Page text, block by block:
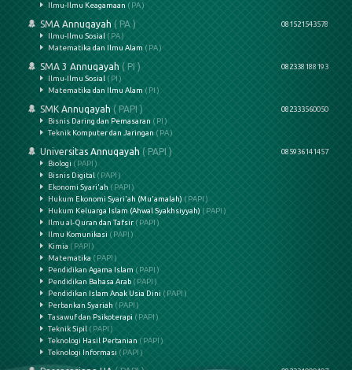
Ilmu-Ilmu Keagamaan ( PA )
SMA Annuqayah ( PA )
081521543578
Ilmu-Ilmu Sosial ( PA )
Matematika dan Ilmu Alam ( PA )
SMA 3 Annuqayah ( PI )
082338188193
Ilmu-Ilmu Sosial ( PI )
Matematika dan Ilmu Alam ( PI )
SMK Annuqayah ( PAPI )
082333560050
Bisnis Daring dan Pemasaran ( PI )
Teknik Komputer dan Jaringan( PA )
Universitas Annuqayah ( PAPI )
085936141457
Biologi ( PAPI )
Bisnis Digital ( PAPI )
Ekonomi Syari'ah ( PAPI )
Hukum Ekonomi Syari'ah (Mu'amalah) ( PAPI )
Hukum Keluarga Islam (Ahwal Syakhsiyyah) ( PAPI )
Ilmu al-Quran dan Tafsir ( PAPI )
Ilmu Komunikasi ( PAPI )
Kimia ( PAPI )
Matematika ( PAPI )
Pendidikan Agama Islam ( PAPI )
Pendidikan Bahasa Arab ( PAPI )
Pendidikan Islam Anak Usia Dini ( PAPI )
Perbankan Syariah ( PAPI )
Tasawuf dan Psikoterapi ( PAPI )
Teknik Sipil ( PAPI )
Teknologi Hasil Pertanian ( PAPI )
Teknologi Informasi ( PAPI )